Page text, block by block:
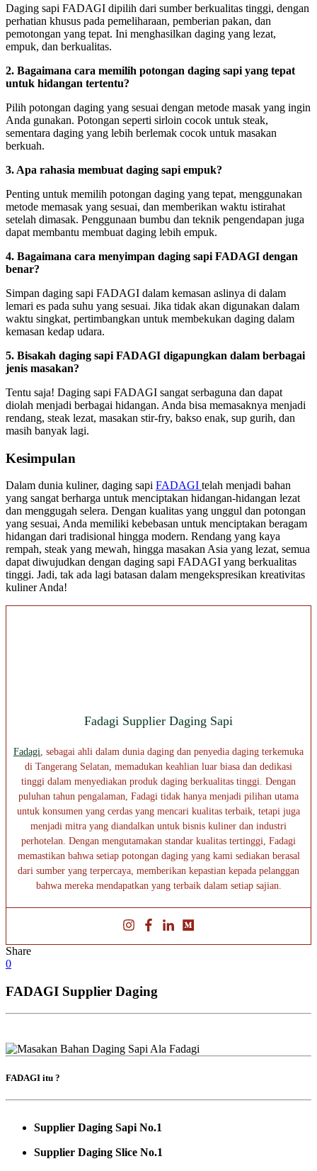
Daging sapi FADAGI dipilih dari sumber berkualitas tinggi, dengan
perhatian khusus pada pemeliharaan, pemberian pakan, dan
pemotongan yang tepat. Ini menghasilkan daging yang lezat,
empuk, dan berkualitas.
2. Bagaimana cara memilih potongan daging sapi yang tepat
untuk hidangan tertentu?
Pilih potongan daging yang sesuai dengan metode masak yang ingin
Anda gunakan. Potongan seperti sirloin cocok untuk steak,
sementara daging yang lebih berlemak cocok untuk masakan
berkuah.
3. Apa rahasia membuat daging sapi empuk?
Penting untuk memilih potongan daging yang tepat, menggunakan
metode memasak yang sesuai, dan memberikan waktu istirahat
setelah dimasak. Penggunaan bumbu dan teknik pengendapan juga
dapat membantu membuat daging lebih empuk.
4. Bagaimana cara menyimpan daging sapi FADAGI dengan
benar?
Simpan daging sapi FADAGI dalam kemasan aslinya di dalam
lemari es pada suhu yang sesuai. Jika tidak akan digunakan dalam
waktu singkat, pertimbangkan untuk membekukan daging dalam
kemasan kedap udara.
5. Bisakah daging sapi FADAGI digapungkan dalam berbagai
jenis masakan?
Tentu saja! Daging sapi FADAGI sangat serbaguna dan dapat
diolah menjadi berbagai hidangan. Anda bisa memasaknya menjadi
rendang, steak lezat, masakan stir-fry, bakso enak, sup gurih, dan
masih banyak lagi.
Kesimpulan
Dalam dunia kuliner, daging sapi FADAGI telah menjadi bahan
yang sangat berharga untuk menciptakan hidangan-hidangan lezat
dan menggugah selera. Dengan kualitas yang unggul dan potongan
yang sesuai, Anda memiliki kebebasan untuk menciptakan beragam
hidangan dari tradisional hingga modern. Rendang yang kaya
rempah, steak yang mewah, hingga masakan Asia yang lezat, semua
dapat diwujudkan dengan daging sapi FADAGI yang berkualitas
tinggi. Jadi, tak ada lagi batasan dalam mengekspresikan kreativitas
kuliner Anda!
Fadagi Supplier Daging Sapi
Fadagi, sebagai ahli dalam dunia daging dan penyedia daging terkemuka
di Tangerang Selatan, memadukan keahlian luar biasa dan dedikasi
tinggi dalam menyediakan produk daging berkualitas tinggi. Dengan
puluhan tahun pengalaman, Fadagi tidak hanya menjadi pilihan utama
untuk konsumen yang cerdas yang mencari kualitas terbaik, tetapi juga
menjadi mitra yang diandalkan untuk bisnis kuliner dan industri
perhotelan. Dengan mengutamakan standar kualitas tertinggi, Fadagi
memastikan bahwa setiap potongan daging yang kami sediakan berasal
dari sumber yang terpercaya, memberikan kepastian kepada pelanggan
bahwa mereka mendapatkan yang terbaik dalam setiap sajian.
Share
0
FADAGI Supplier Daging
FADAGI itu ?
Supplier Daging Sapi No.1
Supplier Daging Slice No.1